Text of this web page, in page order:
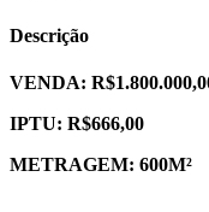
Descrição
VENDA:
IPTU: R$666,00
METRAGEM: 600M²